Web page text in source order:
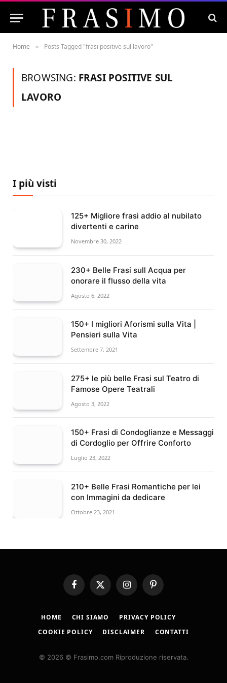
Home » Posts Tagged "frasi positive sul lavoro"
BROWSING: FRASI POSITIVE SUL
LAVORO
I più visti
125+ Migliore frasi addio al nubilato
divertenti e carine
Novembre 30, 2022
230+ Belle Frasi sull Acqua per
onorare il flusso della vita
Agosto 6, 2022
150+ I migliori Aforismi sulla Vita |
Pensieri sulla Vita
Settembre 7, 2021
275+ le più belle Frasi sul Teatro di
Famose Opere Teatrali
Agosto 3, 2022
150+ Frasi di Condoglianze e Messaggi
di Cordoglio per Offrire Conforto
Luglio 23, 2022
210+ Belle Frasi Romantiche per lei
con Immagini da dedicare
Ottobre 23, 2021
Facebook
X
(Twitter)
InstagramPinterest
HOME CHI SIAMO
PRIVACY POLICY
COOKIE POLICY
DISCLAIMER CONTATTI
© 2026 © Frasimo.com Riproduzione riservata.